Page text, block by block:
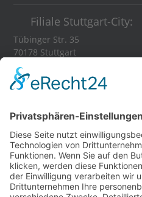
Filiale Stuttgart-City:
Tübinger Str. 35
70178 Stuttgart
Tel.:
E-Mail: stuttgart[at]visityou.de
Partnershops:
Banner-Schilder.de
Kuvertieren-Lettershop.de
Fahrzeugbeklebung24.de
Textil Shop